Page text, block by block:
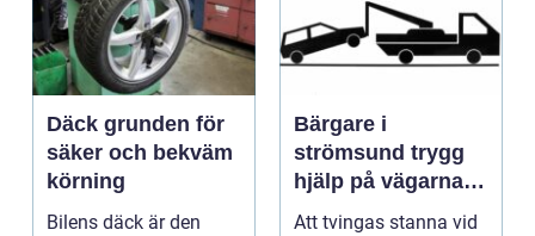
Däck grunden för
säker och bekväm
körning
Bilens däck är den
Bärgare i
strömsund trygg
hjälp på vägarna
året runt
Att tvingas stanna vid